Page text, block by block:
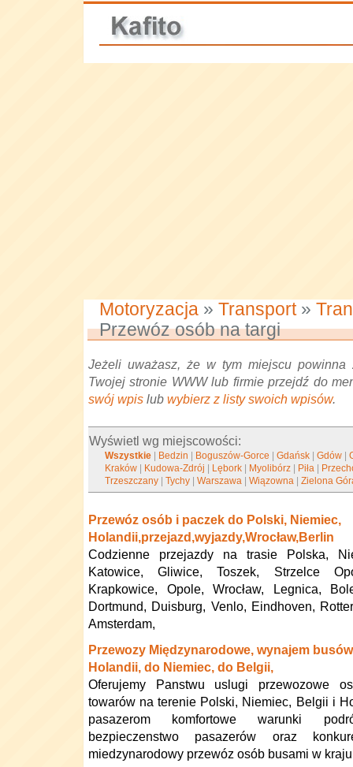
Motoryzacja » Transport»
Przewóz osób na targi
Jeżeli uważasz, że w tym miejscu powinna
Twojej stronie WWW lub firmie przejdź do
swój wpis lub wybierz z listy swoich wpisów.
Wyświetl wg miejscowości:
Wszystkie Bedzin Boguszów-Gorce |Gdańsk |Gdów |
Kraków
Kudowa-Zdrój Lębork Myolibórz Piła
Trzeszczany |Tychy |Warszawa |Wiązowna |Zielona
Przewóz osób i paczek do Polski, Niemiec,
Holandii,przejazd,wyjazdy,Wrocław,Berlin
Codzienne przejazdy na trasie Polska,
Katowice, Gliwice, Toszek, Strzelce
Krapkowice, Opole, Wrocław, Legnica,
Dortmund, Duisburg, Venlo, Eindhoven,
Amsterdam,
Przewozy Międzynarodowe, wynajem
Holandii, do Niemiec, do Belgii,
Oferujemy Panstwu uslugi przewozowe
towarów na terenie Polski, Niemiec, Belgii i
pasazerom komfortowe warunki
bezpieczenstwo pasazerów oraz
miedzynarodowy przewóz osób busami w